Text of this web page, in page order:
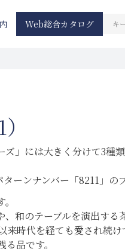
Web総合カタログ
」には大きく分けて3種
ーンナンバー「8211」の
和のテーブルを演出する
来時代を経ても愛され続
品です。